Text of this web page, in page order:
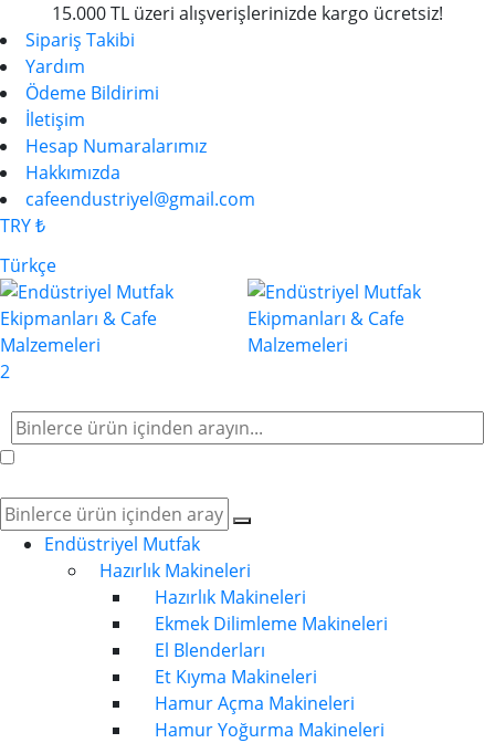
15.000 TL üzeri alışverişlerinizde kargo ücretsiz!
Sipariş Takibi
Yardım
Ödeme Bildirimi
İletişim
Hesap Numaralarımız
Hakkımızda
cafeendustriyel@gmail.com
TRY ₺
Türkçe
2
Endüstriyel Mutfak
Hazırlık Makineleri
Hazırlık Makineleri
Ekmek Dilimleme Makineleri
El Blenderları
Et Kıyma Makineleri
Hamur Açma Makineleri
Hamur Yoğurma Makineleri